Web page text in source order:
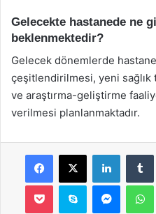
Gelecekte hastanede ne
beklenmektedir?
Gelecek dönemlerde
çeşitlendirilmesi, yeni
ve araştırma-geliştirme
verilmesi planlanmaktadır.
Facebook
X LinkedIn
Pocket Skype